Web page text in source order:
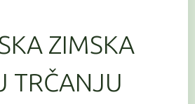
ZIMSKA
TRČANJU